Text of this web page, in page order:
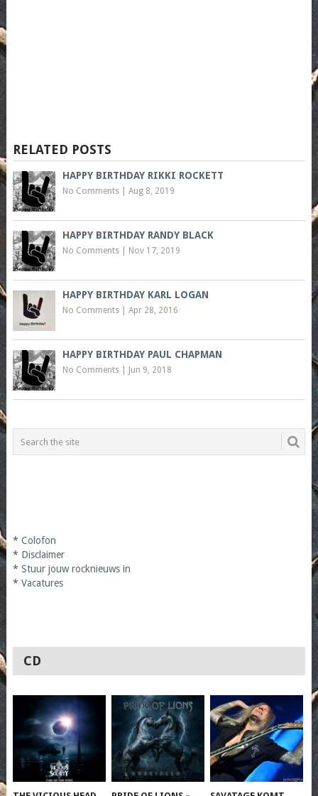
RELATED POSTS
HAPPY BIRTHDAY RIKKI ROCKETT
No Comments| Aug 8, 2019
HAPPY BIRTHDAY RANDY BLACK
No Comments| Nov 17, 2019
HAPPY BIRTHDAY KARL LOGAN
No Comments| Apr 28, 2016
HAPPY BIRTHDAY PAUL CHAPMAN
No Comments| Jun 9, 2018
* Colofon
* Disclaimer
* Stuur jouw rocknieuws in
* Vacatures
CD